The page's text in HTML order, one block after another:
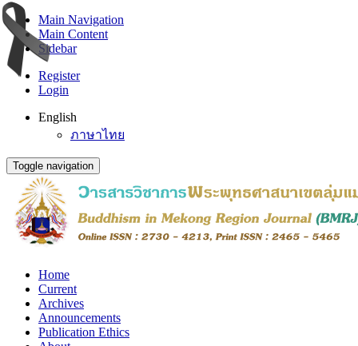
Main Navigation
Main Content
Sidebar
Register
Login
English
ภาษาไทย
Toggle navigation
Home
Current
Archives
Announcements
Publication Ethics